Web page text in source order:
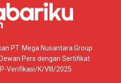
PT. Mega Nusantara Group
Pers dengan Sertifikat
Verifikasi/K/VIII/2025